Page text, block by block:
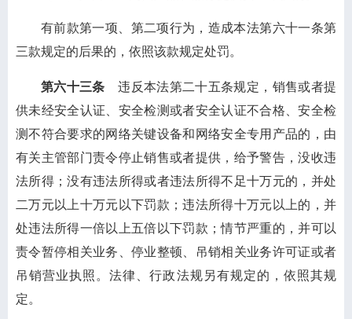
有前款第一项、第二项行为，造成本法第六十一条第
三款规定的后果的，依照该款规定处罚。
第六十三条 违反本法第二十五条规定，销售或者提
供未经安全认证、安全检测或者安全认证不合格、安全检
测不符合要求的网络关键设备和网络安全专用产品的，由
有关主管部门责令停止销售或者提供，给予警告，没收违
法所得；没有违法所得或者违法所得不足十万元的，并处
二万元以上十万元以下罚款；违法所得十万元以上的，并
处违法所得一倍以上五倍以下罚款；情节严重的，并可以
责令暂停相关业务、停业整顿、吊销相关业务许可证或者
吊销营业执照。法律、行政法规另有规定的，依照其规
定。